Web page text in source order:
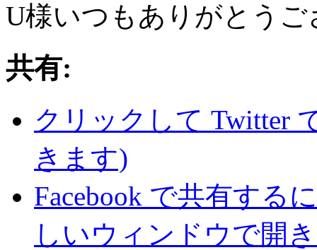
U様いつもありがとうご
共有:
クリックして Twitter
きます)
Facebook で共有する
しいウィンドウで開